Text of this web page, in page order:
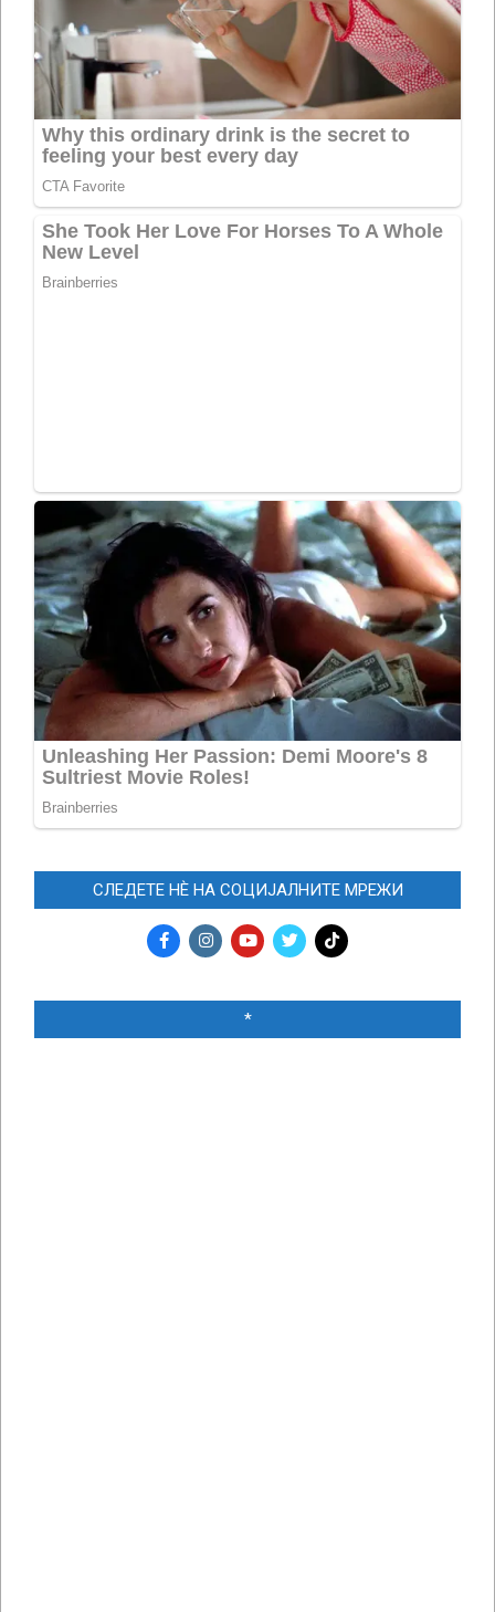
СЛЕДЕТЕ НЀ НА СОЦИЈАЛНИТЕ МРЕЖИ
*